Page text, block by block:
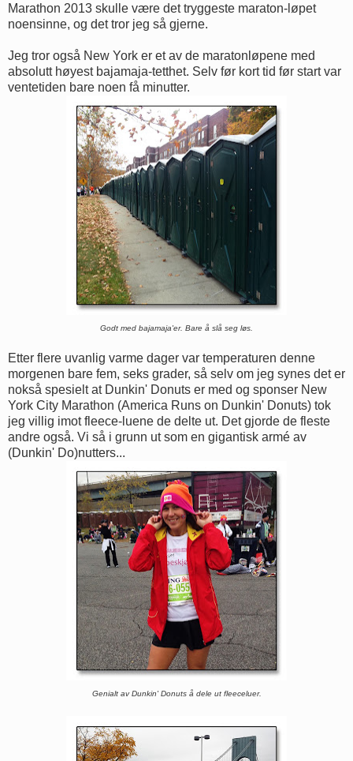
Marathon 2013 skulle være det tryggeste maraton-løpet
noensinne, og det tror jeg så gjerne.
Jeg tror også New York er et av de maratonløpene med
absolutt høyest bajamaja-tetthet. Selv før kort tid før start var
ventetiden bare noen få minutter.
Godt med bajamaja'er. Bare å slå seg løs.
Etter flere uvanlig varme dager var temperaturen denne
morgenen bare fem, seks grader, så selv om jeg synes det er
nokså spesielt at Dunkin' Donuts er med og sponser New
York City Marathon (America Runs on Dunkin' Donuts) tok
jeg villig imot fleece-luene de delte ut. Det gjorde de fleste
andre også. Vi så i grunn ut som en gigantisk armé av
(Dunkin' Do)nutters...
Genialt av Dunkin' Donuts å dele ut fleeceluer.